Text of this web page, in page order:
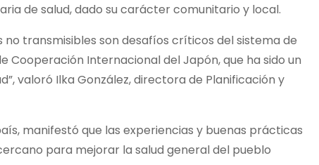
de salud, dado su carácter comunitario y local.
transmisibles son desafíos críticos del sistema de
Cooperación Internacional del Japón, que ha sido un
valoró Ilka González, directora de Planificación y
manifestó que las experiencias y buenas prácticas
para mejorar la salud general del pueblo